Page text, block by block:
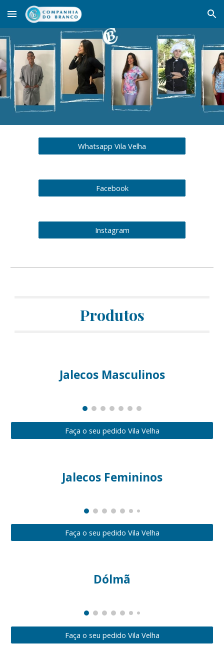
Skip to main content Skip to navigation
Whatsapp Vila Velha
Facebook
Instagram
Produtos
Jalecos Masculinos
Faça o seu pedido Vila Velha
Jalecos Femininos
Faça o seu pedido Vila Velha
Dólmã
Faça o seu pedido Vila Velha